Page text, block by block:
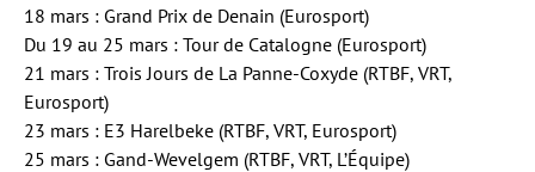
18 mars : Grand Prix de Denain (Eurosport)
Du 19 au 25 mars : Tour de Catalogne (Eurosport)
21 mars : Trois Jours de La Panne-Coxyde (RTBF, VRT,
Eurosport)
23 mars : E3 Harelbeke (RTBF, VRT, Eurosport)
25 mars : Gand-Wevelgem (RTBF, VRT, L’Équipe)